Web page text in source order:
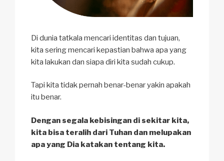
Di dunia tatkala mencari identitas dan tujuan,
kita sering mencari kepastian bahwa apa yang
kita lakukan dan siapa diri kita sudah cukup.
Tapi kita tidak pernah benar-benar yakin apakah
itu benar.
Dengan segala kebisingan di sekitar kita,
kita bisa teralih dari Tuhan dan melupakan
apa yang Dia katakan tentang kita.